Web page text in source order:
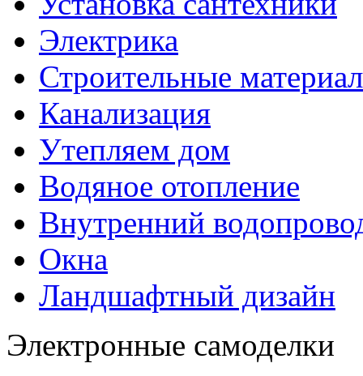
Электрика
Строительные
Канализация
Утепляем дом
Водяное отопление
Внутренний
Окна
Ландшафтный дизайн
Электронные самоделки